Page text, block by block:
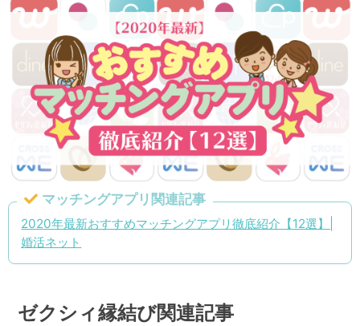
マッチングアプリ関連記事
2020年最新おすすめマッチングアプリ徹底紹介【12選】|
婚活ネット
ゼクシィ縁結び関連記事